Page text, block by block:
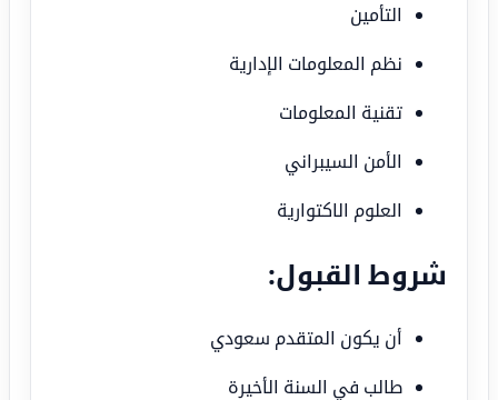
التأمين
نظم المعلومات الإدارية
تقنية المعلومات
الأمن السيبراني
العلوم الاكتوارية
شروط القبول:
أن يكون المتقدم سعودي
طالب في السنة الأخيرة